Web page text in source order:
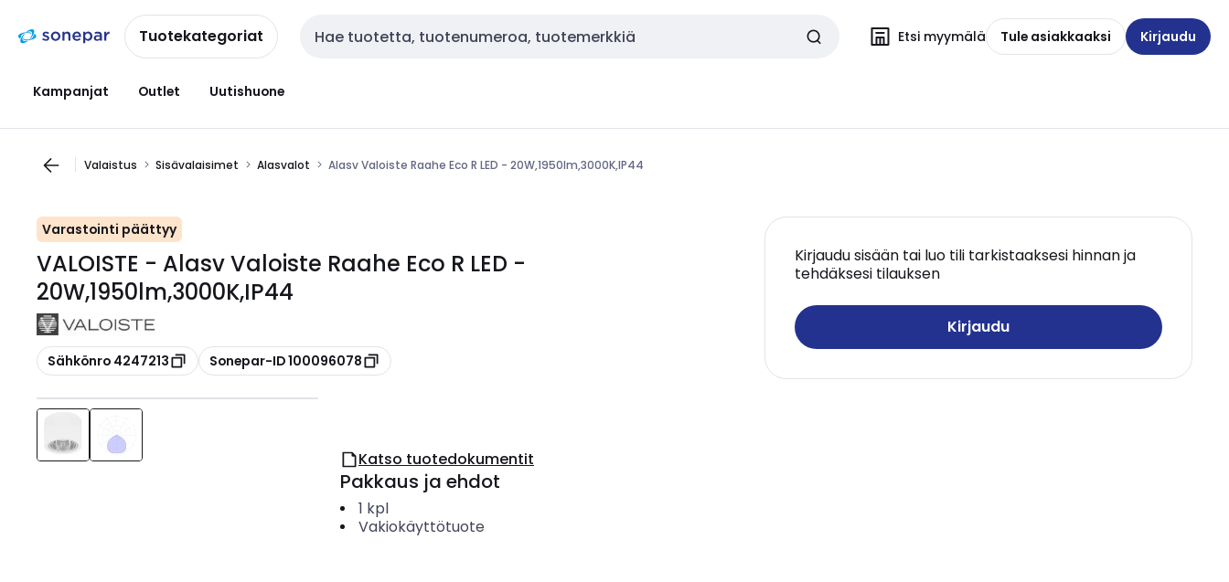
navigointiinsisältöönTuotekategoriat Haku Etsi myymälä Tule asiakkaaksi Kirjaudu
Kampanjat Outlet Uutishuone
Valaistus Sisävalaisimet Alasvalot Alasv Valoiste Raahe Eco R LED - 20W,1950lm,3000K,IP44
Varastointi päättyy
VALOISTE - Alasv Valoiste Raahe Eco R LED -
20W,1950lm,3000K,IP44
Kopioi
Sähkönro 4247213 Kopioi
Sonepar-ID 100096078
Kirjaudu sisään tai luo tili tarkistaaksesi hinnan ja
tehdäksesi tilauksen
Kirjaudu
Katso tuotedokumentit
Pakkaus ja ehdot
1 kpl
Vakiokäyttötuote